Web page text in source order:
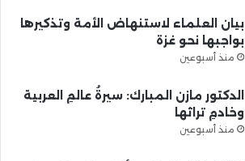
بيان العلماء لاستنهاض الأمة وتذكيرها
بواجبها نحو غزة
منذ أسبوعين
الدكتور مازن المبارك: سيرةُ عالمِ العربية
وخادمِ تراثها
منذ أسبوعين